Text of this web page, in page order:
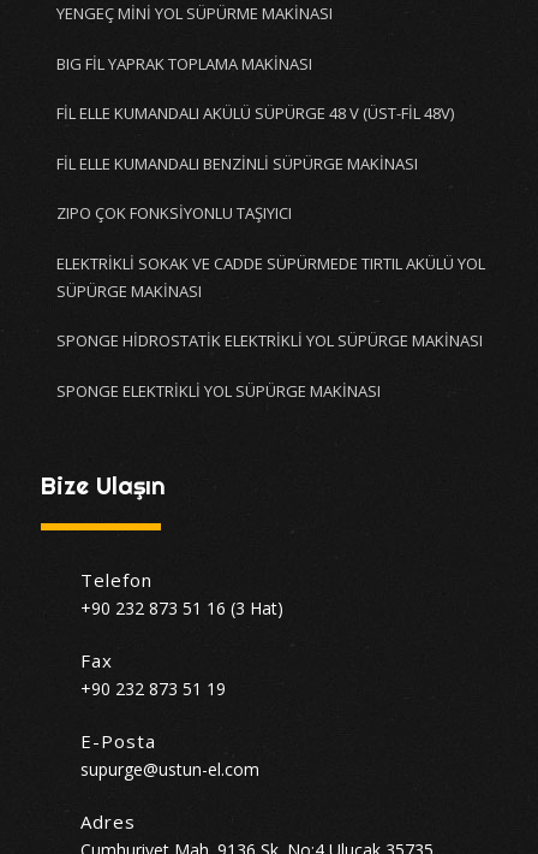
YENGEÇ MİNİ YOL SÜPÜRME MAKİNASI
BIG FİL YAPRAK TOPLAMA MAKİNASI
FİL ELLE KUMANDALI AKÜLÜ SÜPÜRGE 48 V (ÜST-FİL 48V)
FİL ELLE KUMANDALI BENZİNLİ SÜPÜRGE MAKİNASI
ZIPO ÇOK FONKSİYONLU TAŞIYICI
ELEKTRİKLİ SOKAK VE CADDE SÜPÜRMEDE TIRTIL AKÜLÜ YOL
SÜPÜRGE MAKİNASI
SPONGE HİDROSTATİK ELEKTRİKLİ YOL SÜPÜRGE MAKİNASI
SPONGE ELEKTRİKLİ YOL SÜPÜRGE MAKİNASI
Bize Ulaşın
Telefon
+90 232 873 51 16 (3 Hat)
Fax
+90 232 873 51 19
E-Posta
supurge@ustun-el.com
Adres